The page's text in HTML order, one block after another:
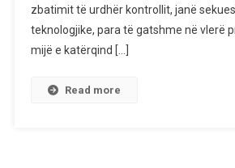
zbatimit të urdhër kontrollit, janë
teknologjike, para të gatshme në vlerë
mijë e katërqind […]
Read more